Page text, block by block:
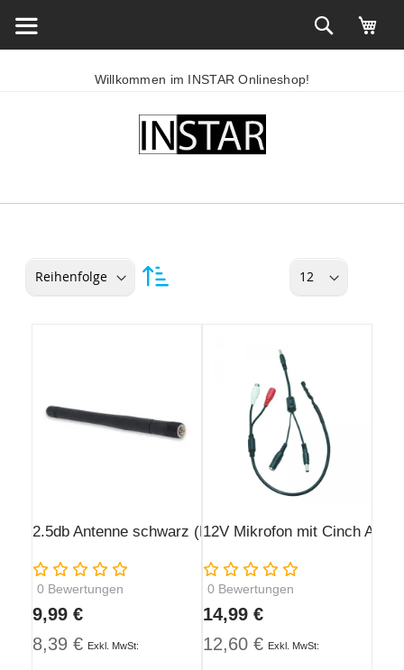
Willkommen im INSTAR Onlineshop!
2.5db Antenne schwarz (RP-SMA)
Rating:
0 Bewertungen
9,99 €
8,39 €
12V Mikrofon mit Cinch
Rating:
0 Bewertungen
14,99 €
12,60 €